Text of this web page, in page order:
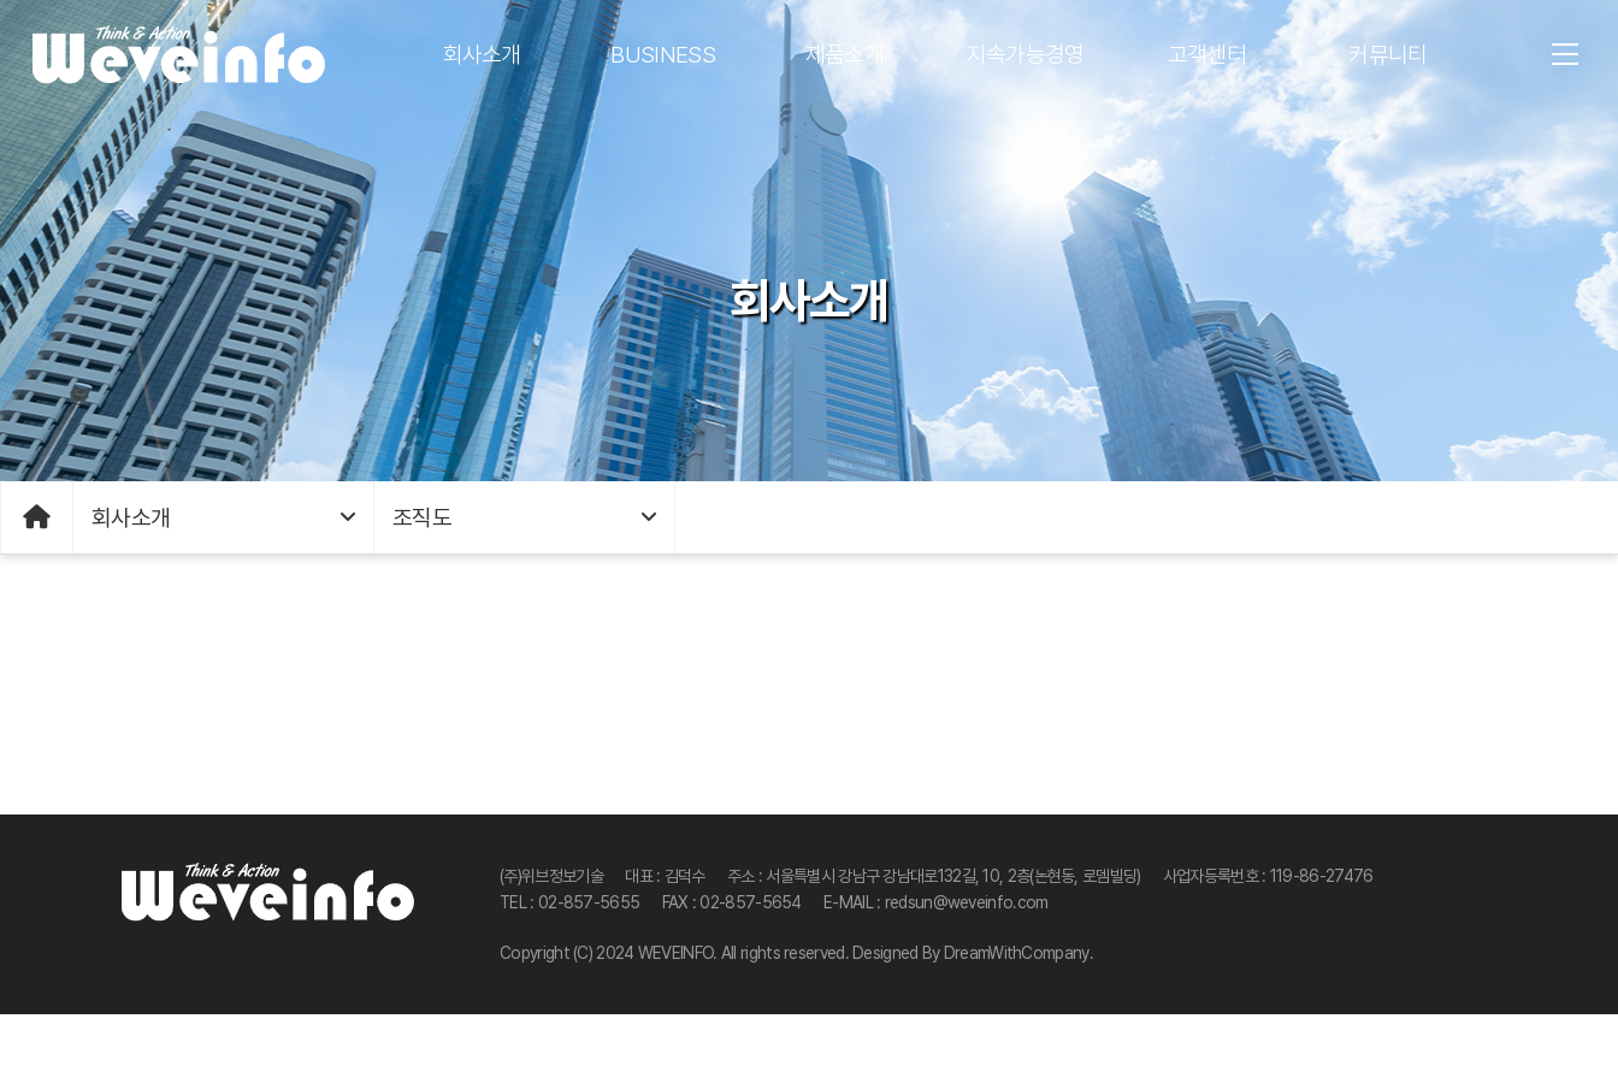
회사소개 BUSINESS 제품소개 지속가능경영 고객센터 커뮤니티
회사소개
회사소개 조직도
사이트 정보
(주)위브정보기술 대표 : 김덕수 주소 : 서울특별시 강남구 강남대로132길, 10, 2층(논현동, 로뎀빌딩)
사업자등록번호 : 119-86-27476
TEL : 02-857-5655
FAX : 02-857-5654 E-MAIL : redsun@weveinfo.com
Copyright (C) 2024 WEVEINFO. All rights reserved. Designed By DreamWithCompany.